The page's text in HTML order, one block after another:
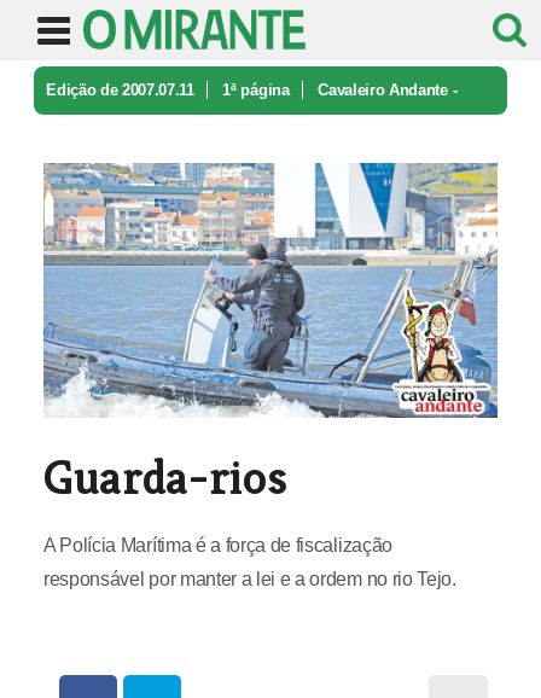
Edição de 2007.07.11 1ª página Cavaleiro Andante -
Guarda-rios
A Polícia Marítima é a força de fiscalização
responsável por manter a lei e a ordem no rio Tejo.